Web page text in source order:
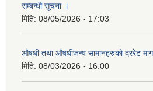
सम्बन्धी सूचना ।
मिति: 08/05/2026 - 17:03
औषधी तथा औषधीजन्य सामानहरुको दररेट
मिति: 08/03/2026 - 16:00